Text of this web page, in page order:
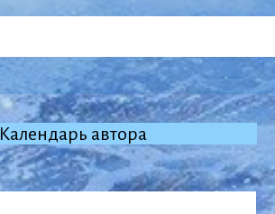
Календарь автора